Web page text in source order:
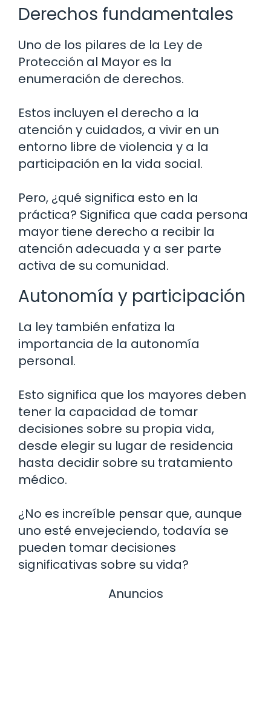
Derechos fundamentales
Uno de los pilares de la Ley de
Protección al Mayor es la
enumeración de derechos.
Estos incluyen el derecho a la
atención y cuidados, a vivir en un
entorno libre de violencia y a la
participación en la vida social.
Pero, ¿qué significa esto en la
práctica? Significa que cada persona
mayor tiene derecho a recibir la
atención adecuada y a ser parte
activa de su comunidad.
Autonomía y participación
La ley también enfatiza la
importancia de la autonomía
personal.
Esto significa que los mayores deben
tener la capacidad de tomar
decisiones sobre su propia vida,
desde elegir su lugar de residencia
hasta decidir sobre su tratamiento
médico.
¿No es increíble pensar que, aunque
uno esté envejeciendo, todavía se
pueden tomar decisiones
significativas sobre su vida?
Anuncios